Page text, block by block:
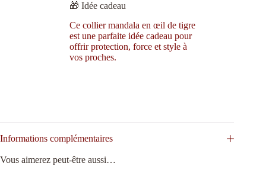
🎁 Idée cadeau
Ce collier mandala en œil de tigre
est une parfaite idée cadeau pour
offrir protection, force et style à
vos proches.
Informations complémentaires
Vous aimerez peut-être aussi…